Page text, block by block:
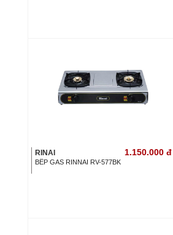
RINAI 1.150.000 đ
BẾP GAS RINNAI RV-577BK